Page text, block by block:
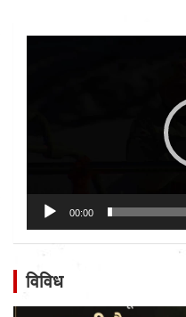
00:00
विविध